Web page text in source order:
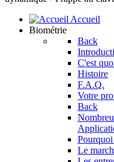
Accueil
Biométrie
Back
C'est
Histoire
F.A.Q.
Votre
Back
Le